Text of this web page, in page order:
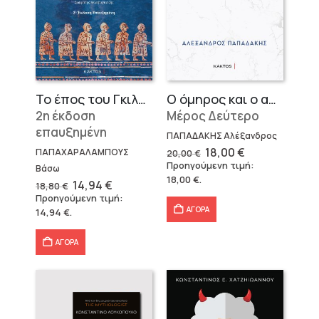
Το έπος του Γκιλγκαμές
2η έκδοση
επαυξημένη
ΠΑΠΑΧΑΡΑΛΑΜΠΟΥΣ
Βάσω
18,80€ Original
price
was:
18,80 €.
14,94€Η
τρέχουσα
τιμή
Προηγούμενη τιμή:
14,94 €.
ΑΓΟΡΑ
Ο όμηρος και ο απαγωγέας
Μέρος Δεύτερο
ΠΑΠΑΔΑΚΗΣ Αλέξανδρος
20,00€ Original
price
was:
18,00€Η
τρέχουσα
τιμή
Προηγούμενη τιμή:
18,00€.
ΑΓΟΡΑ